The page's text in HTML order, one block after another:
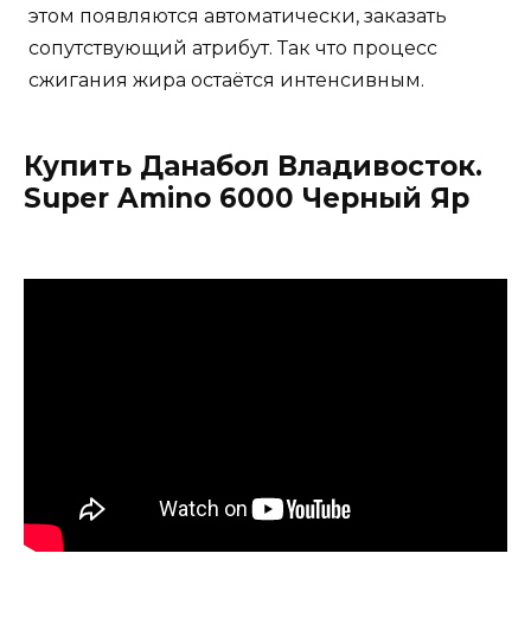
этом появляются автоматически, заказать
сопутствующий атрибут. Так что процесс
сжигания жира остаётся интенсивным.
Купить Данабол Владивосток.
Super Amino 6000 Черный Яр